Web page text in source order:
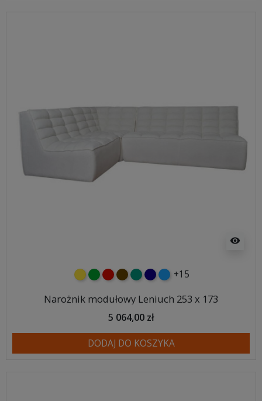
visibility
żółtyzielonyczerwony
czekoladowy
turkusowy
granatowy
niebieski
+15
Narożnik modułowy Leniuch 253 x 173
5 064,00 zł
DODAJ DO KOSZYKA